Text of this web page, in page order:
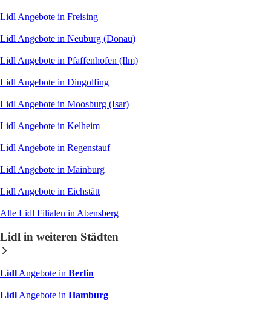
Lidl Angebote in Freising
Lidl Angebote in Neuburg (Donau)
Lidl Angebote in Pfaffenhofen (Ilm)
Lidl Angebote in Dingolfing
Lidl Angebote in Moosburg (Isar)
Lidl Angebote in Kelheim
Lidl Angebote in Regenstauf
Lidl Angebote in Mainburg
Lidl Angebote in Eichstätt
Alle Lidl Filialen in Abensberg
Lidl in weiteren Städten
Lidl Angebote in Berlin
Lidl Angebote in Hamburg